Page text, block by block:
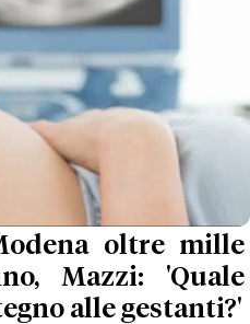
oltre mille
Mazzi: 'Quale
alle gestanti?'